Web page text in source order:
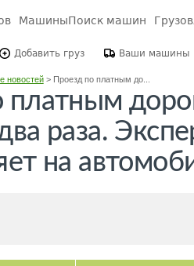
МашиныПоиск машин
Добавить груз Ваши машины
новостей> Проезд по платным до...
платным
раза.
на